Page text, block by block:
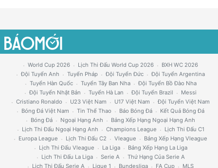
World Cup 2026 Lịch Thi Đấu World Cup 2026
BXH WC 2026
Đội Tuyển Anh
Tuyển Pháp Đội Tuyển Đức
Đội Tuyển Argentina
Tuyển Hàn Quốc
Tuyển Tây Ban Nha
Đội Tuyển Bồ Đào Nha
Đội Tuyển Nhật Bản
Tuyển Hà Lan Đội Tuyển Brazil
Messi
Cristiano Ronaldo
U23 Việt Nam U17 Việt Nam
Đội Tuyển Việt Nam
Bóng Đá Việt Nam
Tin Thể Thao Báo Bóng Đá
Kết Quả Bóng Đá
Bóng Đá
Ngoại Hạng Anh
Bảng Xếp Hạng Ngoại Hạng Anh
Lịch Thi Đấu Ngoại Hạng Anh
Champions League
Lịch Thi Đấu C1
Europa League
Lịch Thi Đấu C2 Vleague
Bảng Xếp Hạng Vleague
Lịch Thi Đấu Vleague
La Liga
Bảng Xếp Hạng La Liga
Lịch Thi Đấu La Liga
Serie A
Thứ Hạng Của Serie A
Lịch Thi Đấu Serie A
Ligue 1 Bundesliga FA Cup MLS